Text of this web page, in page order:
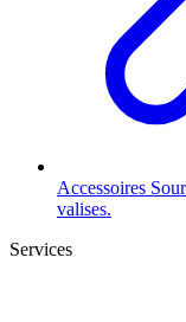
Accessoires
valises.
Services